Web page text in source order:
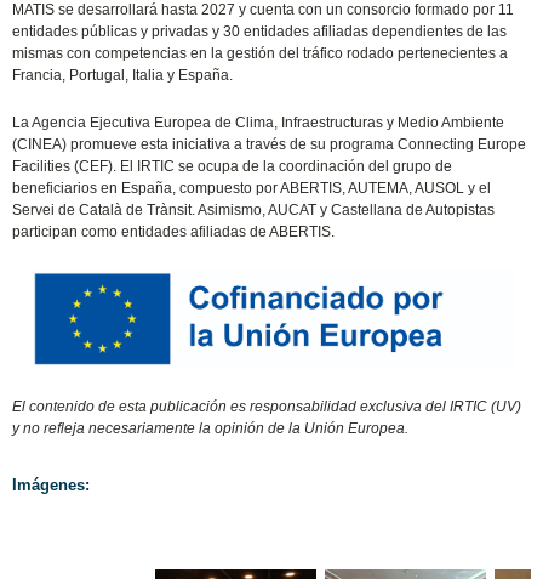
MATIS se desarrollará hasta 2027 y cuenta con un consorcio formado por 11
entidades públicas y privadas y 30 entidades afiliadas dependientes de las
mismas con competencias en la gestión del tráfico rodado pertenecientes a
Francia, Portugal, Italia y España.
La Agencia Ejecutiva Europea de Clima, Infraestructuras y Medio Ambiente
(CINEA) promueve esta iniciativa a través de su programa Connecting Europe
Facilities (CEF). El IRTIC se ocupa de la coordinación del grupo de
beneficiarios en España, compuesto por ABERTIS, AUTEMA, AUSOL y el
Servei de Català de Trànsit. Asimismo, AUCAT y Castellana de Autopistas
participan como entidades afiliadas de ABERTIS.
El contenido de esta publicación es responsabilidad exclusiva del IRTIC (UV)
y no refleja necesariamente la opinión de la Unión Europea.
Imágenes: